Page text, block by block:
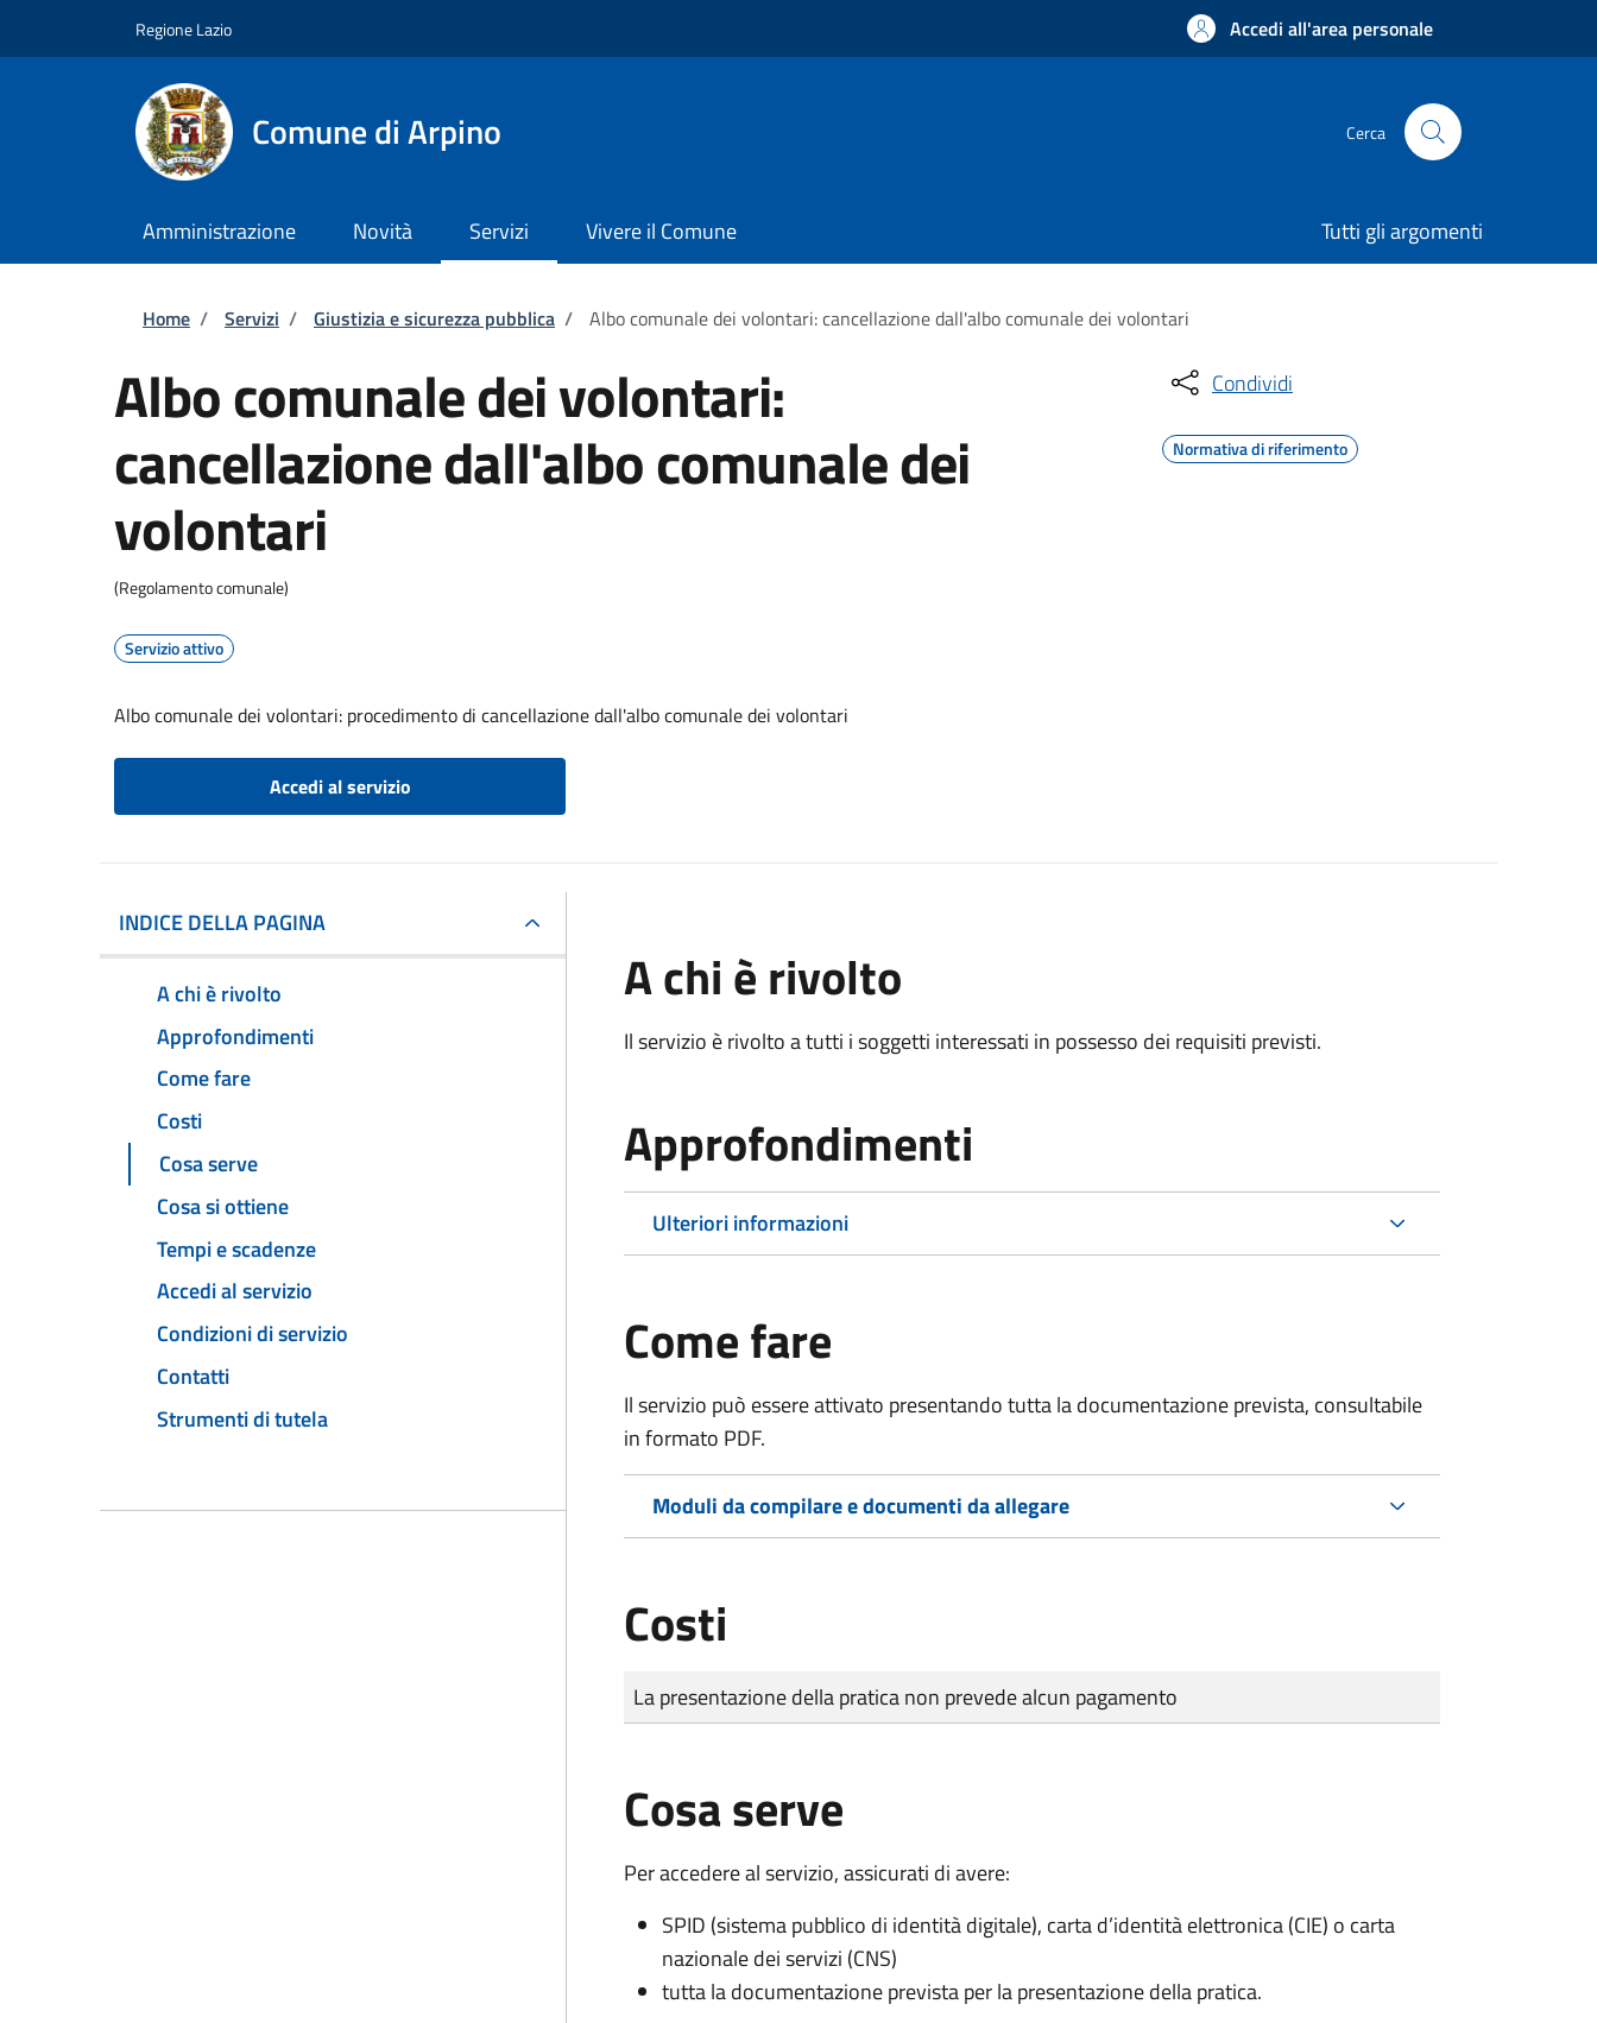
Regione Lazio Accedi all'area personale
Comune di Arpino Cerca
Amministrazione Novità Servizi Vivere il Comune Tutti gli argomenti
Briciole di pane
Home / Servizi / Giustizia e sicurezza pubblica / Albo comunale dei volontari: cancellazione dall'albo comunale dei volontari
Albo comunale dei volontari:
cancellazione dall'albo comunale dei
volontari
(Regolamento comunale)
Servizio attivo
Albo comunale dei volontari: procedimento di cancellazione dall'albo comunale dei volontari
Accedi al servizio
Condividi
Normativa di riferimento
INDICE DELLA PAGINA
A chi è rivolto
Approfondimenti
Come fare
Costi
Cosa serve
Cosa si ottiene
Tempi e scadenze
Accedi al servizio
Condizioni di servizio
Contatti
Strumenti di tutela
A chi è rivolto
Il servizio è rivolto a tutti i soggetti interessati in possesso dei requisiti previsti.
Approfondimenti
Ulteriori informazioni
Come fare
Il servizio può essere attivato presentando tutta la documentazione prevista, consultabile
in formato PDF.
Moduli da compilare e documenti da allegare
Costi
Tipo di pagamento
Importo
La presentazione della pratica non prevede alcun pagamento
Cosa serve
Per accedere al servizio, assicurati di avere:
SPID (sistema pubblico di identità digitale), carta d’identità elettronica (CIE) o carta
nazionale dei servizi (CNS)
tutta la documentazione prevista per la presentazione della pratica.